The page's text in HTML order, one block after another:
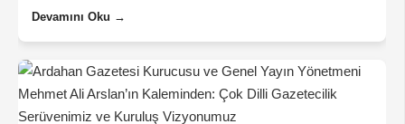
Devamını Oku →